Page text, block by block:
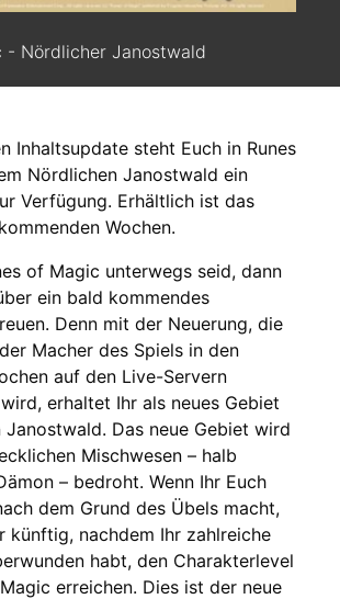
- Nördlicher Janostwald
Inhaltsupdate steht Euch in Runes
Nördlichen Janostwald ein
Verfügung. Erhältlich ist das
Wochen.
of Magic unterwegs seid, dann
ein bald kommendes
Denn mit der Neuerung, die
Macher des Spiels in den
auf den Live-Servern
erhaltet Ihr als neues Gebiet
Das neue Gebiet wird
Mischwesen – halb
– bedroht. Wenn Ihr Euch
dem Grund des Übels macht,
künftig, nachdem Ihr zahlreiche
habt, den Charakterlevel
erreichen. Dies ist der neue